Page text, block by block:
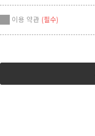
이용 약관 (필수)